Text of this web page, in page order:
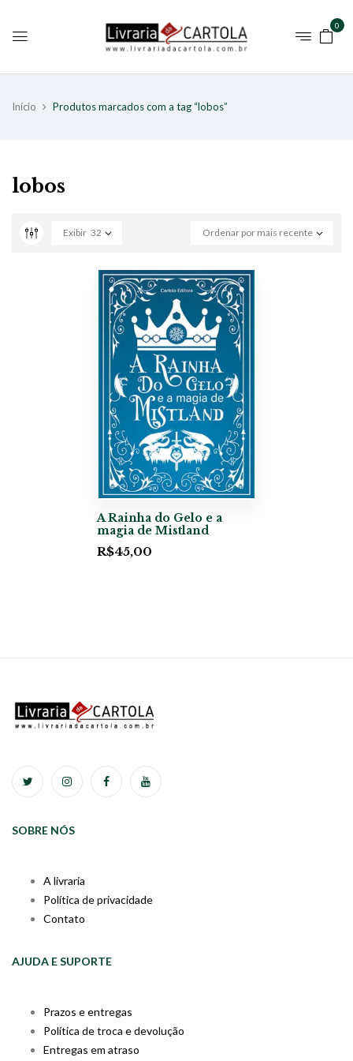
0
Início Produtos marcados com a tag “lobos”
lobos
Ordenar por mais recente
Exibir 32
A Rainha do Gelo e a
magia de Mistland
R$45,00
SOBRE NÓS
A livraria
Política de privacidade
Contato
AJUDA E SUPORTE
Prazos e entregas
Política de troca e devolução
Entregas em atraso